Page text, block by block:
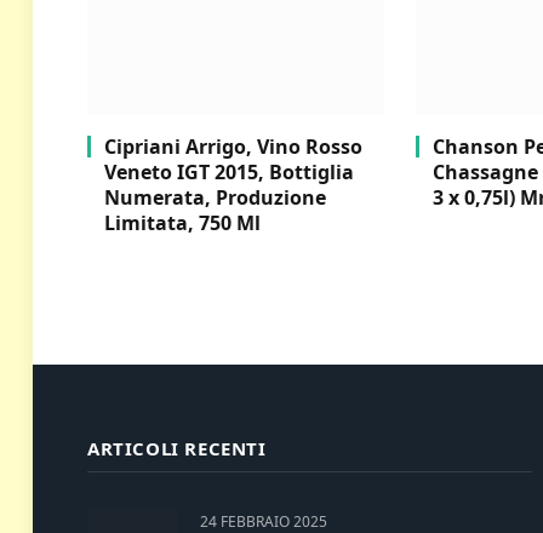
Cipriani Arrigo, Vino Rosso
Veneto IGT 2015, Bottiglia
Numerata, Produzione
Limitata, 750 Ml
Chanson
3 x 0,75l)
ARTICOLI RECENTI
24 FEBBRAIO 2025